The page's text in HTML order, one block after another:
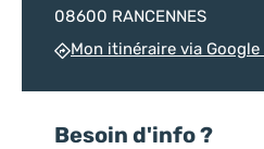
08600 RANCENNES
Mon itinéraire via Google
Besoin d'info ?